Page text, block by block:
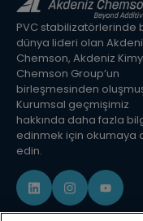
PVC stabilizatörlerinde
dünya lideri olan
Chemson, Akdeniz
Chemson Group’un
birleşmesinden
Kurumsal geçmişimiz
hakkında daha fazla
edinmek için okumaya
edin.